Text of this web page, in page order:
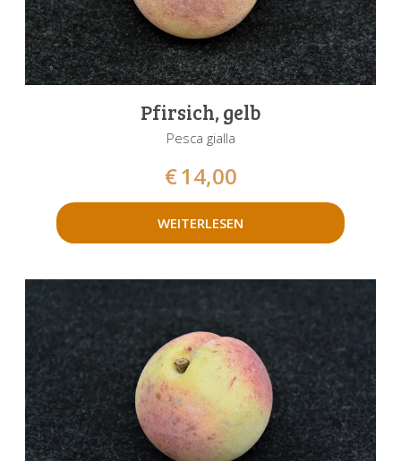
Pfirsich, gelb
Pesca gialla
€14,00
WEITERLESEN